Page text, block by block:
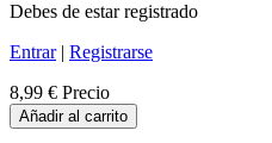
Debes de estar registrado
Entrar| Registrarse
8,99 € Precio
Añadir al carrito